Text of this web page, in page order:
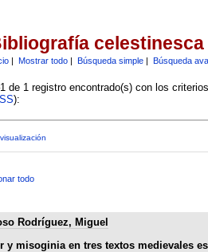
celestinesca
| Mostrar todo| Búsqueda simple| Búsqueda
de 1 registro encontrado(s) con los
):
todo
Rodríguez, Miguel
y misoginia en tres textos medievales